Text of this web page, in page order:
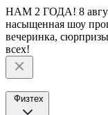
НАМ 2 ГОДА! 8
насыщенная шоу
вечеринка,
всех!
Физтех